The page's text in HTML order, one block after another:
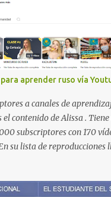
aprender ruso vía
a canales de
contenido de Alissa .
subscriptores con 170
su lista de reproducciones
subscriptores y 97